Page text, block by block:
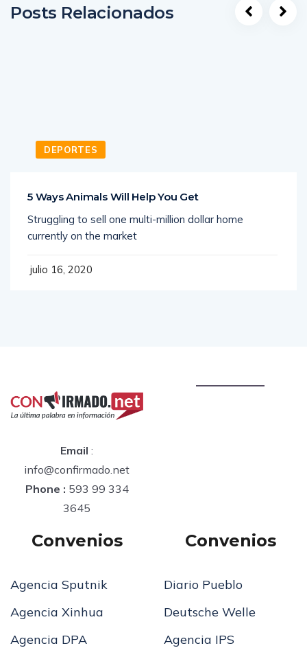
Posts Relacionados
DEPORTES
5 Ways Animals Will Help You Get
Struggling to sell one multi-million dollar home
currently on the market
julio 16, 2020
Email :
info@confirmado.net
Phone : 593 99 334
3645
Convenios
Agencia Sputnik
Agencia Xinhua
Agencia DPA
Convenios
Diario Pueblo
Deutsche Welle
Agencia IPS